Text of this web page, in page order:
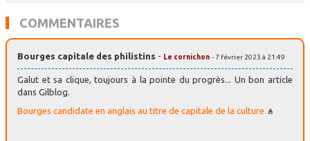
COMMENTAIRES
Bourges capitale des philistins - Le cornichon - 7 février 2023 à 21:49
Galut et sa clique, toujours à la pointe du progrès... Un bon article
dans Gilblog.
Bourges candidate en anglais au titre de capitale de la culture.